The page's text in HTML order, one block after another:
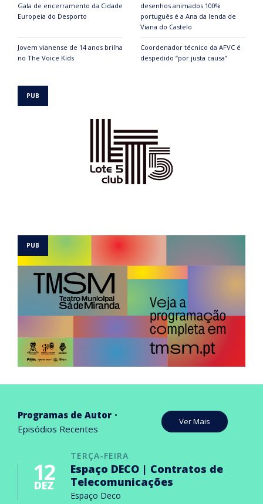
Gala de encerramento da Cidade
Europeia do Desporto
desenhos animados 100%
português é a Ana da lenda de
Viana do Castelo
Jovem vianense de 14 anos brilha
no The Voice Kids
Coordenador técnico da AFVC é
despedido “por justa causa”
Programas de Autor
Episódios Recentes
Ver Mais
TERÇA-FEIRA
12
DEZ
Espaço DECO | Contratos de
Telecomunicações
Espaço Deco